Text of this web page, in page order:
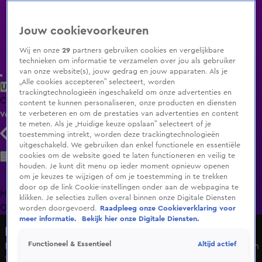
Uitzending Gemist Populaire programma's Zenders Genres
ClipsFilmsRadioSmart TV inlogShop
Volg KIJK
Zoeken
HomeUitzending Gemist Programma's De Bondgenoten
OranjezomerLivestreamsShop
Persoon overleden bij ernstig ongeluk op A30 bij Lunteren
Wo 20 mei, 16:53
Jouw cookievoorkeuren
Wij en onze29 partners gebruiken cookies en vergelijkbare
technieken om informatie te verzamelen over jou als gebruiker
van onze website(s), jouw gedrag en jouw apparaten. Als je
„Alle cookies accepteren” selecteert, worden
trackingtechnologieën ingeschakeld om onze advertenties en
content te kunnen personaliseren, onze producten en diensten
te verbeteren en om de prestaties van advertenties en content
te meten. Als je „Huidige keuze opslaan” selecteert of je
toestemming intrekt, worden deze trackingtechnologieën
uitgeschakeld. We gebruiken dan enkel functionele en essentiële
cookies om de website goed te laten functioneren en veilig te
houden. Je kunt dit menu op ieder moment opnieuw openen
om je keuzes te wijzigen of om je toestemming in te trekken
door op de link Cookie-instellingen onder aan de webpagina te
klikken. Je selecties zullen overal binnen onze Digitale Diensten
worden doorgevoerd.
Raadpleeg onze Cookieverklaring voor
meer informatie.
Bekijk hier onze Digitale Diensten.
Functioneel & Essentieel Altijd actief